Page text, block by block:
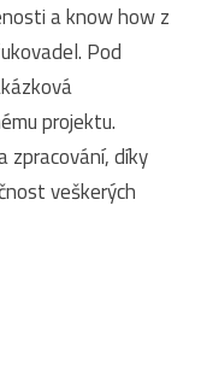
a know how z
Pod
projektu.
zpracování, díky
veškerých